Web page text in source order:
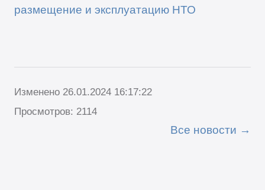
размещение и эксплуатацию НТО
Изменено 26.01.2024 16:17:22
Просмотров: 2114
Все новости